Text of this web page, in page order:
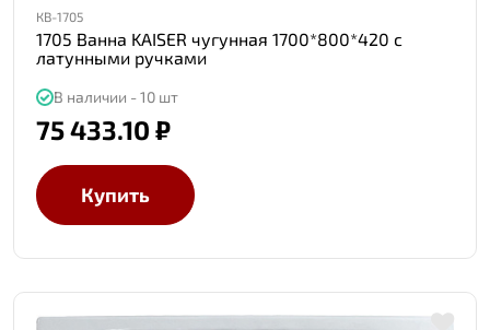
КВ-1705
1705 Ванна KAISER чугунная 1700*800*420 с
латунными ручками
В наличии - 10 шт
75 433.10 ₽
Купить